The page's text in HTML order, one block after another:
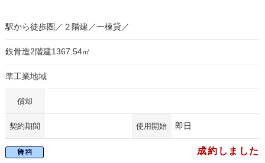
駅から徒歩圏／２階建／一棟貸／
鉄骨造2階建1367.54㎡
準工業地域
償却
契約期間 使用開始 即日
成約しました